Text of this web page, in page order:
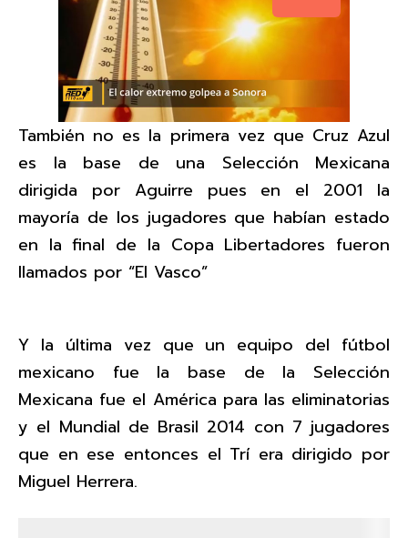
También no es la primera vez que Cruz Azul
es la base de una Selección Mexicana
dirigida por Aguirre pues en el 2001 la
mayoría de los jugadores que habían estado
en la final de la Copa Libertadores fueron
llamados por “El Vasco”
Y la última vez que un equipo del fútbol
mexicano fue la base de la Selección
Mexicana fue el América para las eliminatorias
y el Mundial de Brasil 2014 con 7 jugadores
que en ese entonces el Trí era dirigido por
Miguel Herrera.